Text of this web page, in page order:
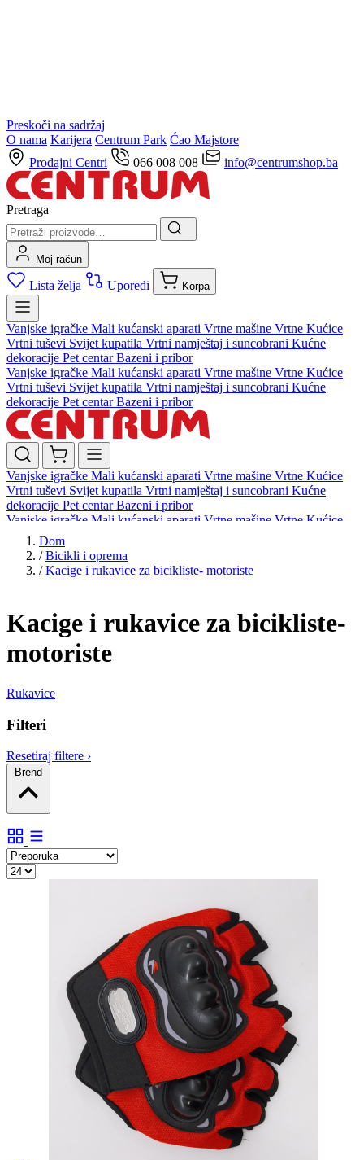
Preskoči na sadržaj
O nama Karijera Centrum Park Ćao Majstore
Prodajni Centri
066 008 008 info@centrumshop.ba
Pretraga
Moj račun
Lista želja Uporedi Korpa
Vanjske igračke Mali kućanski aparati Vrtne mašine Vrtne Kućice
Vrtni tuševi Svijet kupatila Vrtni namještaj i suncobrani Kućne
dekoracije Pet centarBazeni i pribor
Vanjske igračke Mali kućanski aparati Vrtne mašine Vrtne Kućice
Vrtni tuševi Svijet kupatila Vrtni namještaj i suncobrani Kućne
dekoracije Pet centarBazeni i pribor
Vanjske igračke Mali kućanski aparati Vrtne mašine Vrtne Kućice
Vrtni tuševi Svijet kupatila Vrtni namještaj i suncobrani Kućne
dekoracije Pet centarBazeni i pribor
Vanjske igračke Mali kućanski aparati Vrtne mašine Vrtne Kućice
Vrtni tuševi
dekoracijePet centar
Dom
/ Bicikli i oprema
/ Kacige i rukavice za bicikliste- motoriste
Kacige i rukavice za bicikliste-
motoriste
Rukavice
Filteri
Resetiraj filtere ›
Brend